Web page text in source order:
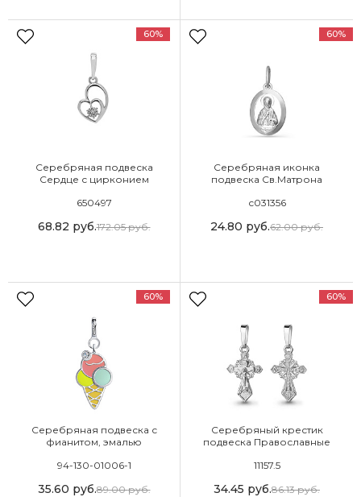
60%
Серебряная подвеска
Сердце с цирконием
650497
68.82 руб.172.05руб.
60%
Серебряная иконка
подвеска Св.Матрона
с031356
24.80 руб.62.00руб.
60%
Серебряная подвеска с
фианитом, эмалью
94-130-01006-1
35.60 руб.89.00руб.
60%
Серебряный крестик
подвеска Православные
11157.5
34.45 руб.86.13руб.